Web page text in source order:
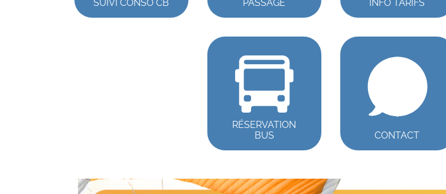
SUIVI CONSO CB
PASSAGE
INFO TARIFS
RÉSERVATION
BUS
CONTACT